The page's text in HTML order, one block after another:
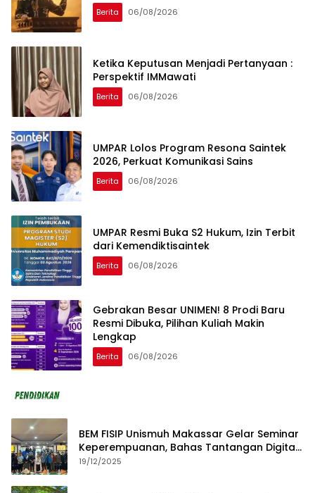
Berita 06/08/2026
Ketika Keputusan Menjadi Pertanyaan :
Perspektif IMMawati
Berita 06/08/2026
UMPAR Lolos Program Resona Saintek
2026, Perkuat Komunikasi Sains
Berita 06/08/2026
UMPAR Resmi Buka S2 Hukum, Izin Terbit
dari Kemendiktisaintek
Berita 06/08/2026
Gebrakan Besar UNIMEN! 8 Prodi Baru
Resmi Dibuka, Pilihan Kuliah Makin
Lengkap
Berita 06/08/2026
BEM FISIP Unismuh Makassar Gelar Seminar
Keperempuanan, Bahas Tantangan Digital
dan Budaya Lokal
19/12/2025